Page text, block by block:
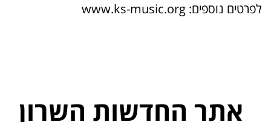
לפרטים נוספים: www.ks-music.org
אתר החדשות השרון